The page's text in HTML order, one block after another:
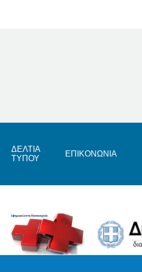
ΔΕΛΤΙΑ
ΤΥΠΟΥ
ΕΠΙΚΟΝΩΝΙΑ